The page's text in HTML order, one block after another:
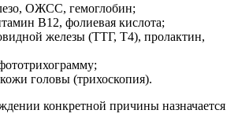
ОЖСС, гемоглобин;
B12, фолиевая кислота;
железы (ТТГ, Т4), пролактин,
головы (трихоскопия).
конкретной причины назначается